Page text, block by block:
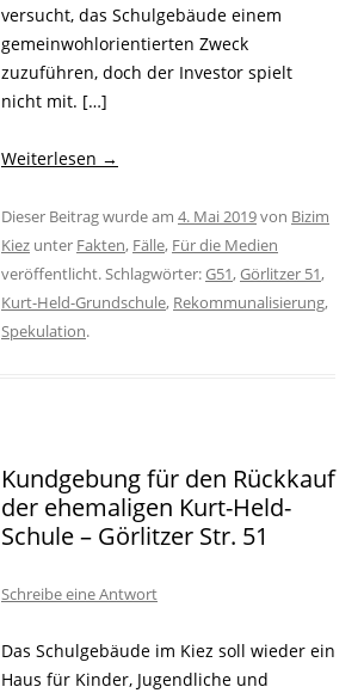
versucht, das Schulgebäude einem
gemeinwohlorientierten Zweck
zuzuführen, doch der Investor spielt
nicht mit. […]
Weiterlesen →
Dieser Beitrag wurde am 4. Mai 2019von Bizim
Kiez unter Fakten, Fälle, Für die Medien
veröffentlicht. Schlagwörter:G51,Görlitzer 51,
Kurt-Held-Grundschule, Rekommunalisierung,
Spekulation.
Kundgebung für den Rückkauf
der ehemaligen Kurt-Held-
Schule – Görlitzer Str. 51
Schreibe eine Antwort
Das Schulgebäude im Kiez soll wieder ein
Haus für Kinder, Jugendliche und